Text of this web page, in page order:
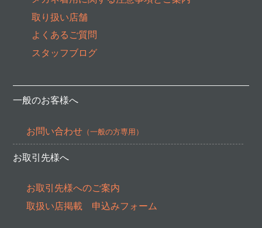
取り扱い店舗
よくあるご質問
スタッフブログ
一般のお客様へ
お問い合わせ（一般の方専用）
お取引先様へ
お取引先様へのご案内
取扱い店掲載 申込みフォーム